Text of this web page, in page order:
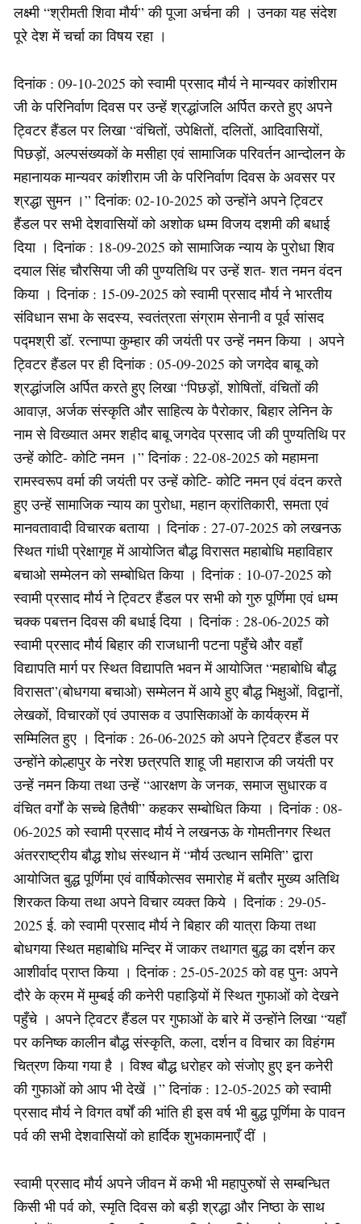
लक्ष्मी “श्रीमती शिवा मौर्य” की पूजा अर्चना की । उनका यह संदेश
पूरे देश में चर्चा का विषय रहा ।
दिनांक : 09-10-2025 को स्वामी प्रसाद मौर्य ने मान्यवर कांशीराम
जी के परिनिर्वाण दिवस पर उन्हें श्रद्धांजलि अर्पित करते हुए अपने
ट्विटर हैंडल पर लिखा “वंचितों, उपेक्षितों, दलितों, आदिवासियों,
पिछड़ों, अल्पसंख्यकों के मसीहा एवं सामाजिक परिवर्तन आन्दोलन के
महानायक मान्यवर कांशीराम जी के परिनिर्वाण दिवस के अवसर पर
श्रद्धा सुमन ।” दिनांक: 02-10-2025 को उन्होंने अपने ट्विटर
हैंडल पर सभी देशवासियों को अशोक धम्म विजय दशमी की बधाई
दिया । दिनांक : 18-09-2025 को सामाजिक न्याय के पुरोधा शिव
दयाल सिंह चौरसिया जी की पुण्यतिथि पर उन्हें शत- शत नमन वंदन
किया । दिनांक : 15-09-2025 को स्वामी प्रसाद मौर्य ने भारतीय
संविधान सभा के सदस्य, स्वतंत्रता संग्राम सेनानी व पूर्व सांसद
पद्मश्री डॉ. रत्नाप्पा कुम्हार की जयंती पर उन्हें नमन किया । अपने
ट्विटर हैंडल पर ही दिनांक : 05-09-2025 को जगदेव बाबू को
श्रद्धांजलि अर्पित करते हुए लिखा “पिछड़ों, शोषितों, वंचितों की
आवाज़, अर्जक संस्कृति और साहित्य के पैरोकार, बिहार लेनिन के
नाम से विख्यात अमर शहीद बाबू जगदेव प्रसाद जी की पुण्यतिथि पर
उन्हें कोटि- कोटि नमन ।” दिनांक : 22-08-2025 को महामना
रामस्वरूप वर्मा की जयंती पर उन्हें कोटि- कोटि नमन एवं वंदन करते
हुए उन्हें सामाजिक न्याय का पुरोधा, महान क्रांतिकारी, समता एवं
मानवतावादी विचारक बताया । दिनांक : 27-07-2025 को लखनऊ
स्थित गांधी प्रेक्षागृह में आयोजित बौद्ध विरासत महाबोधि महाविहार
बचाओ सम्मेलन को सम्बोधित किया । दिनांक : 10-07-2025 को
स्वामी प्रसाद मौर्य ने ट्विटर हैंडल पर सभी को गुरु पूर्णिमा एवं धम्म
चक्क पबत्तन दिवस की बधाई दिया । दिनांक : 28-06-2025 को
स्वामी प्रसाद मौर्य बिहार की राजधानी पटना पहुँचे और वहाँ
विद्यापति मार्ग पर स्थित विद्यापति भवन में आयोजित “महाबोधि बौद्ध
विरासत”(बोधगया बचाओ) सम्मेलन में आये हुए बौद्ध भिक्षुओं, विद्वानों,
लेखकों, विचारकों एवं उपासक व उपासिकाओं के कार्यक्रम में
सम्मिलित हुए । दिनांक : 26-06-2025 को अपने ट्विटर हैंडल पर
उन्होंने कोल्हापुर के नरेश छत्रपति शाहू जी महाराज की जयंती पर
उन्हें नमन किया तथा उन्हें “आरक्षण के जनक, समाज सुधारक व
वंचित वर्गों के सच्चे हितैषी” कहकर सम्बोधित किया । दिनांक : 08-
06-2025 को स्वामी प्रसाद मौर्य ने लखनऊ के गोमतीनगर स्थित
अंतरराष्ट्रीय बौद्ध शोध संस्थान में “मौर्य उत्थान समिति” द्वारा
आयोजित बुद्ध पूर्णिमा एवं वार्षिकोत्सव समारोह में बतौर मुख्य अतिथि
शिरकत किया तथा अपने विचार व्यक्त किये । दिनांक : 29-05-
2025 ई. को स्वामी प्रसाद मौर्य ने बिहार की यात्रा किया तथा
बोधगया स्थित महाबोधि मन्दिर में जाकर तथागत बुद्ध का दर्शन कर
आशीर्वाद प्राप्त किया । दिनांक : 25-05-2025 को वह पुनः अपने
दौरे के क्रम में मुम्बई की कनेरी पहाड़ियों में स्थित गुफाओं को देखने
पहुँचे । अपने ट्विटर हैंडल पर गुफाओं के बारे में उन्होंने लिखा “यहाँ
पर कनिष्क कालीन बौद्ध संस्कृति, कला, दर्शन व विचार का विहंगम
चित्रण किया गया है । विश्व बौद्ध धरोहर को संजोए हुए इन कनेरी
की गुफाओं को आप भी देखें ।” दिनांक : 12-05-2025 को स्वामी
प्रसाद मौर्य ने विगत वर्षों की भांति ही इस वर्ष भी बुद्ध पूर्णिमा के पावन
पर्व की सभी देशवासियों को हार्दिक शुभकामनाएँ दीं ।
स्वामी प्रसाद मौर्य अपने जीवन में कभी भी महापुरुषों से सम्बन्धित
किसी भी पर्व को, स्मृति दिवस को बड़ी श्रद्धा और निष्ठा के साथ